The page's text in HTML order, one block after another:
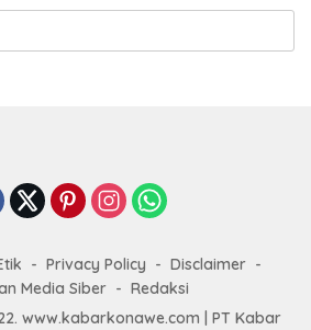
Privacy Policy
Disclaimer
Media Siber
Redaksi
www.kabarkonawe.com | PT Kabar